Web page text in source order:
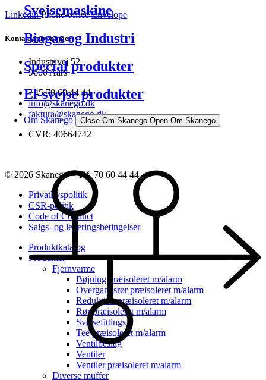
Svejsemaskine
Biogas og Industri
Special produkter
El-svejse produkter
Om Skanego Close Om Skanego Open Om Skanego
Linkedin Phone-office Envelope
Kontaktoplysninger
Industrivej 52
9600 Aars
+45 70 60 44 44
info@skanego.dk
faktura@skanego.dk
CVR: 40664742
© 2026 Skanego – Tlf. 70 60 44 44
Privatlivspolitik
CSR-politik
Code of Conduct
Salgs- og leveringsbetingelser
Produktkatalog
Produkter
Fjernvarme
Bøjning præisoleret m/alarm
Overgangsrør præisoleret m/alarm
Reduktion præisoleret m/alarm
Rør præisoleret m/alarm
Svejsefittings
Tee præisoleret m/alarm
Ventilbeslag
Ventiler
Ventiler præisoleret m/alarm
Diverse muffer